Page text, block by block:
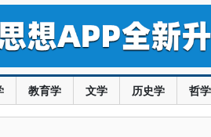
教育学 文学 历史学 哲学